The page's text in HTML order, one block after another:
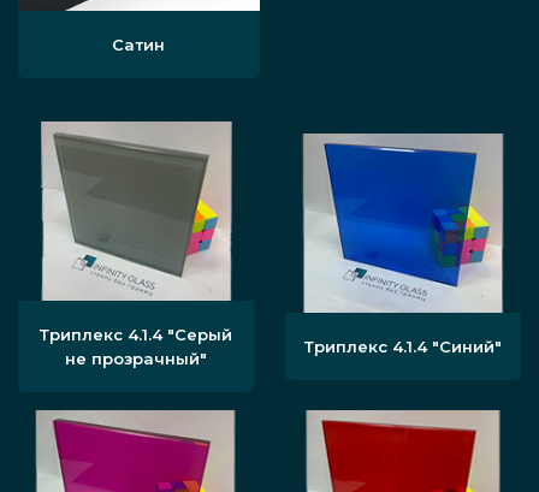
Сатин
Триплекс 4.1.4 "Серый
не прозрачный"
Триплекс 4.1.4 "Синий"